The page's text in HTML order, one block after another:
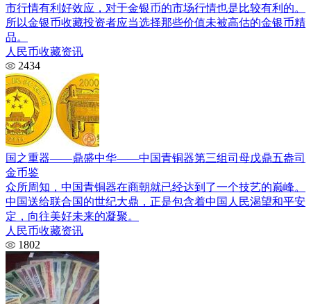
市行情有利好效应，对于金银币的市场行情也是比较有利的。
所以金银币收藏投资者应当选择那些价值未被高估的金银币精
品。
人民币收藏资讯
2434
国之重器——鼎盛中华——中国青铜器第三组司母戊鼎五盎司
金币鉴
众所周知，中国青铜器在商朝就已经达到了一个技艺的巅峰。
中国送给联合国的世纪大鼎，正是包含着中国人民渴望和平安
定，向往美好未来的凝聚。
人民币收藏资讯
1802